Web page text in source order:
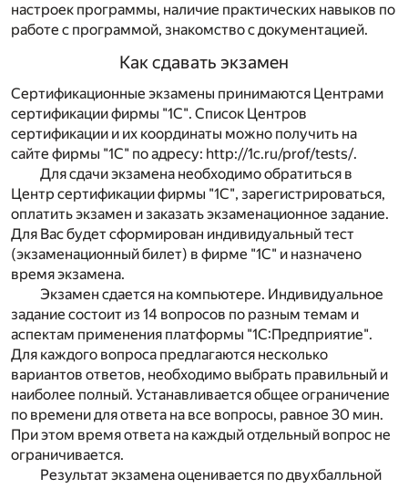
настроек программы, наличие практических навыков по
работе с программой, знакомство с документацией.
Как сдавать экзамен
Сертификационные экзамены принимаются Центрами
сертификации фирмы "1С". Список Центров
сертификации и их координаты можно получить на
сайте фирмы "1С" по адресу: http://1c.ru/prof/tests/.
Для сдачи экзамена необходимо обратиться в
Центр сертификации фирмы "1С", зарегистрироваться,
оплатить экзамен и заказать экзаменационное задание.
Для Вас будет сформирован индивидуальный тест
(экзаменационный билет) в фирме "1С" и назначено
время экзамена.
Экзамен сдается на компьютере. Индивидуальное
задание состоит из 14 вопросов по разным темам и
аспектам применения платформы "1С:Предприятие".
Для каждого вопроса предлагаются несколько
вариантов ответов, необходимо выбрать правильный и
наиболее полный. Устанавливается общее ограничение
по времени для ответа на все вопросы, равное 30 мин.
При этом время ответа на каждый отдельный вопрос не
ограничивается.
Результат экзамена оценивается по двухбалльной